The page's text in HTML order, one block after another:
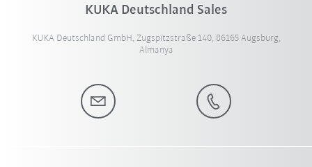
KUKA Deutschland Sales
KUKA Deutschland GmbH, Zugspitzstraße 140, 86165 Augsburg,
Almanya